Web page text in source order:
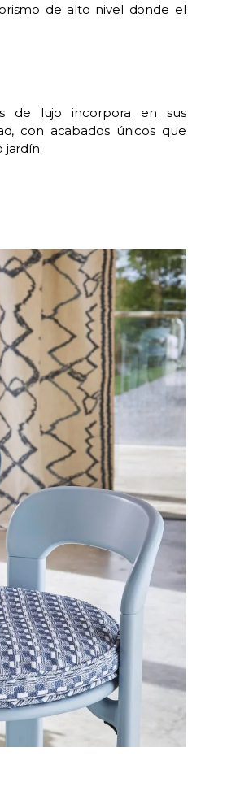
de alto nivel donde el
de lujo incorpora en sus
con acabados únicos que
jardín.